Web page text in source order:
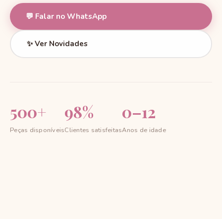
💬 Falar no WhatsApp
✨ Ver Novidades
500+
Peças disponíveis
98%
Clientes satisfeitas
0–12
Anos de idade